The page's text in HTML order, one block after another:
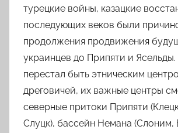
турецкие войны, казацкие
последующих веков были
продолжения продвижения
украинцев до Припяти и Ясельды.
перестал быть этническим
дреговичей, их важные центры
северные притоки Припяти
Слуцк), бассейн Немана (Слоним,